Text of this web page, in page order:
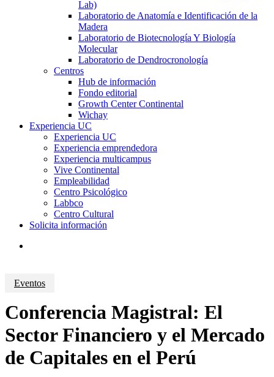
Lab)
Laboratorio de Anatomía e Identificación de la
Madera
Laboratorio de Biotecnología Y Biología
Molecular
Laboratorio de Dendrocronología
Centros
Hub de información
Fondo editorial
Growth Center Continental
Wichay
Experiencia UC
Experiencia UC
Experiencia emprendedora
Experiencia multicampus
Vive Continental
Empleabilidad
Centro Psicológico
Labbco
Centro Cultural
Solicita información
Eventos
Conferencia Magistral: El
Sector Financiero y el Mercado
de Capitales en el Perú